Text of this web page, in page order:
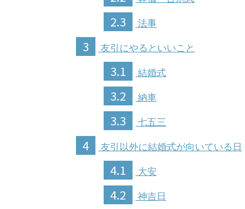
2.3 法事
3 友引にやるといいこと
3.1 結婚式
3.2 納車
3.3 七五三
4 友引以外に結婚式が向いている日
4.1 大安
4.2 神吉日